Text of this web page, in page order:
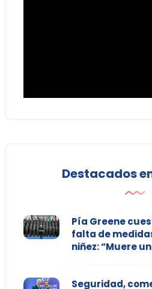
Destacados
Pía Greene
falta de
niñez: “Muere
Seguridad,